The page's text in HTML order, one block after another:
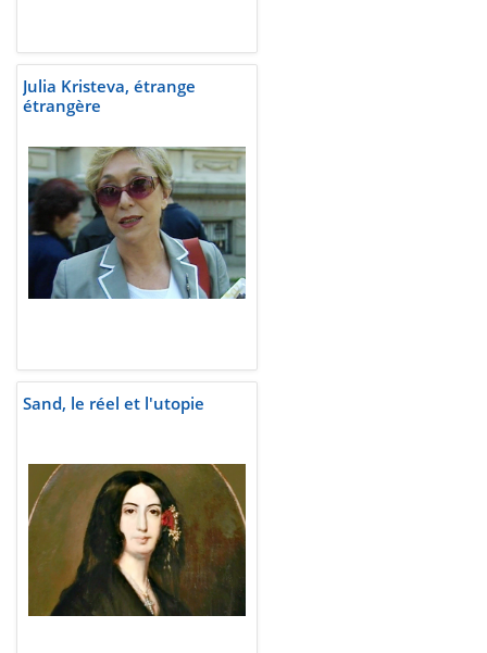
Julia Kristeva, étrange
étrangère
Sand, le réel et l'utopie